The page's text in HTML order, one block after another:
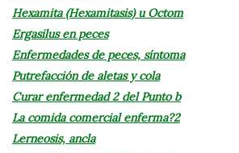
Hexamita (Hexamitasis) u Octom
Ergasilus en peces
Enfermedades de peces, síntoma
Putrefacción de aletas y cola
Curar enfermedad 2 del Punto b
La comida comercial enferma?2
Lerneosis, ancla